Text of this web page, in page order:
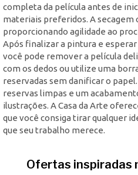
completa da película antes de
materiais preferidos. A secagem
proporcionando agilidade ao
Após finalizar a pintura e
você pode remover a película
com os dedos ou utilize uma
reservadas sem danificar o
reservas limpas e um
ilustrações. A Casa da Arte
que você consiga tirar qualquer
que seu trabalho merece.
Ofertas inspiradas